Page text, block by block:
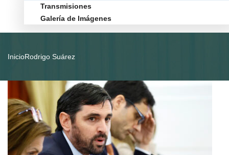
Transmisiones
Galería de Imágenes
InicioRodrigo Suárez